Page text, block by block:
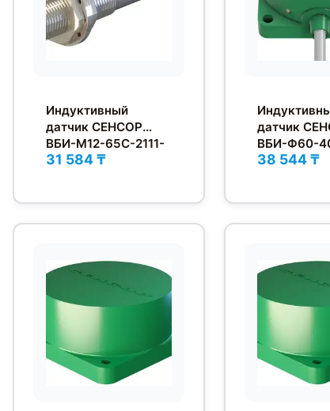
Индуктивный
датчик СЕНСОР
ВБИ-М12-65С-2111-
З
31 584 ₸
датчик
ВБИ-Ф60-
З
38 544 ₸